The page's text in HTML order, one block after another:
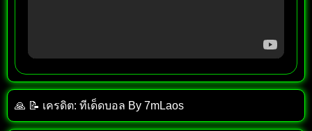
🙏 📝 เครดิต: ทีเด็ด​บอล​ By​ 7mLaos